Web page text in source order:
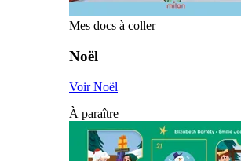
Mes docs à coller
Noël
Voir Noël
À paraître